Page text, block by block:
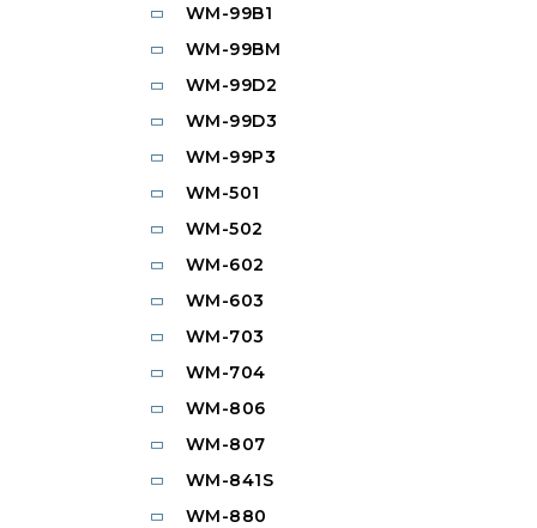
WM-99B1
WM-99BM
WM-99D2
WM-99D3
WM-99P3
WM-501
WM-502
WM-602
WM-603
WM-703
WM-704
WM-806
WM-807
WM-841S
WM-880